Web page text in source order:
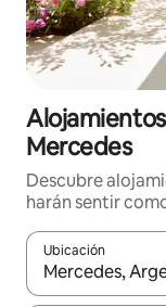
Mercedes
Descubre
harán sentir
Ubicación
Cuando los